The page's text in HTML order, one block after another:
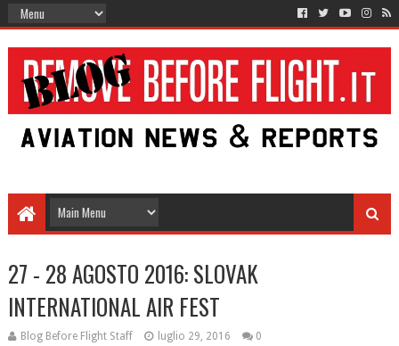
27 - 28 AGOSTO 2016: SLOVAK
INTERNATIONAL AIR FEST
Blog Before Flight Staff luglio 29, 2016 0